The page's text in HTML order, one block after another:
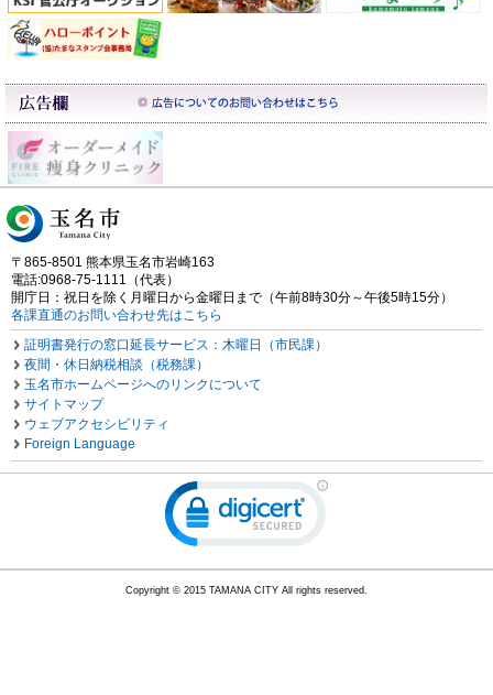
〒865-8501 熊本県玉名市岩崎163
電話:0968-75-1111（代表）
開庁日：祝日を除く月曜日から金曜日まで（午前8時30分～午後5時15分）
各課直通のお問い合わせ先はこちら
証明書発行の窓口延長サービス：木曜日（市民課）
夜間・休日納税相談（税務課）
玉名市ホームページへのリンクについて
サイトマップ
ウェブアクセシビリティ
Foreign Language
Copyright © 2015 TAMANA CITY All rights reserved.